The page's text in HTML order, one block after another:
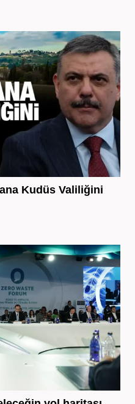
Kudüs Valiliğini